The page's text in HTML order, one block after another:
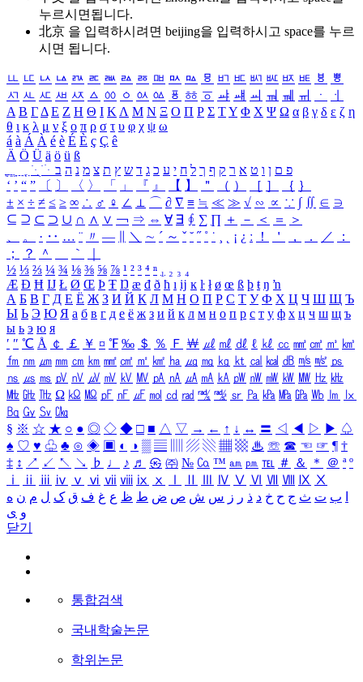
누르시면됩니다.
北京 을 입력하시려면 beijing을 입력하시고 space를 누르
시면 됩니다.
ㅥ ㅦ ㅧ ㅨ ㅩ ㅪ ㅫ ㅬ ㅭ ㅮ ㅯ ㅰ ㅱ ㅲ ㅳ ㅴ ㅵ ㅶ ㅷ ㅸ
ㅹ
ㅺ ㅻ ㅼ ㅽ ㅾ ㅿ ㆀ ㆁ ㆂ ㆃ ㆄ ㆅ ㆆ ㆇ ㆈ ㆉ ㆊ ㆋ ㆌ ㆍ
ㆎ
Α Β ΓΔ Ε Ζ Η Θ Ι ΚΛ Μ Ν Ξ Ο Π Ρ Σ ΤΥ Φ Χ Ψ Ω α β γ δ ε ζ η
θ ι κ λ μ ν ξ ο π ρ σ τ υ φ χ ψ ω
á à Á À é è É È ç Ç ê
Ä Ö Ü ä ö ü ß
ִֶֹ ֻּ ׁׂ פ ם ן ו ט א ר ק ף ך ל ח י ע כ ג ד ש ץ ת צ מ נ ה ב
‘ ’ “ ” 〔 〕 〈 〉 「 」 『 』 【 】 ＂ （ ） ［ ］ ｛ ｝
± × ÷ ≠ ≤ ≥ ∞ ∴ ♂ ♀ ∠ ⊥ ⌒ ∂ ∇ ≡ ≒ ≪ ≫ √ ∽ ∝ ∵ ∫ ∬ ∈ ∋
⊆ ⊇ ⊂ ⊃ ∪ ∩ ∧ ∨ ￢ ⇒ ⇔ ∀ ∃ ∮ ∑ ∏ ＋ － ＜ ＝
＞
、
。 · ‥ … ¨ 〃 ― ＼ ∼ ´ ～ ˇ ˘ ˝ ˚ ˙ ¸ ¡ ¿ ː ！ ＇ ， ． ／
：
；
？ ＾ ｀
½ ⅓ ⅔ ¼ ¾ ⅛ ⅜ ⅝ ⅞ ¹ ² ³ ⁴ ⁿ ₁ ₂ ₃ ₄
Æ Ð Ħ Ĳ Ł Ø Œ Þ Ŧ Ŋ æ đ ð ħ ı ĳ ĸ ŀ ł ø œ ß þ ŧ ŋ ŉ
А Б В Г Д Е Ё Ж З И Й К Л М Н О П Р С Т У Ф Х Ц Ч Ш Щ Ъ
Ы Ь Э Ю Я а б в г д е ё ж з и й к л м н о п р с т у ф х ц ч ш щ ъ
ы ь э ю я
′ ″ ℃ Å ￠ ￡ ￥ ¤ ℉ ‰ ＄ ％ Ｆ ￦ ㎕ ㎖ ㎗ ℓ ㎘ ㏄ ㎣ ㎤ ㎥ ㎦
㎙ ㎚ ㎛ ㎜ ㎝ ㎞ ㎟ ㎠ ㎡ ㎢ ㏊ ㎍ ㎎ ㎏ ㏏ ㎈ ㎉ ㏈ ㎧ ㎨ ㎰
㎱ ㎲ ㎳ ㎴ ㎵ ㎶ ㎷ ㎸ ㎹ ㎀ ㎁ ㎂ ㎃ ㎄ ㎺ ㎻ ㎽ ㎾ ㎿ ㎐ ㎑
㎒ ㎓ ㎔ Ω ㏀ ㏁ ㎊ ㎋ ㎌ ㏖ ㏅ ㎭ ㎮ ㎯ ㏛ ㎩ ㎪ ㎫ ㎬ ㏝ ㏐
㏓
㏃ ㏉ ㏜ ㏆
§ ※ ☆ ★ ○ ● ◎ ◇ ◆ □ ■ △ ▽ → ← ↑ ↓ ↔ 〓 ◁ ◀ ▷ ▶ ♤
♠ ♡ ♥ ♧ ♣ ⊙ ◈ ▣ ◐ ◑ ▒ ▤ ▨ ▧ ▦ ▩ ♨ ☏ ☎ ☜ ☞ ¶ †
‡ ↕ ↗ ↙ ↖ ↘ ♭ ♩ ♪ ♬ ㉿ ㈜ № ㏇ ™ ㏂ ㏘ ℡ ＃ ＆ ＊ ＠ ª º
ⅰ
ⅱ ⅲ ⅳ ⅴ ⅵ ⅶ ⅷ ⅸ ⅹ Ⅳ Ⅴ Ⅵ Ⅶ Ⅷ Ⅸ Ⅹ
ب ت ث ج ح خ د ذ ر ز س ش ص ض ط ظ ع غ ف ق ک ل م ن ه
و ی
닫기
통합검색
국내학술논문
학위논문